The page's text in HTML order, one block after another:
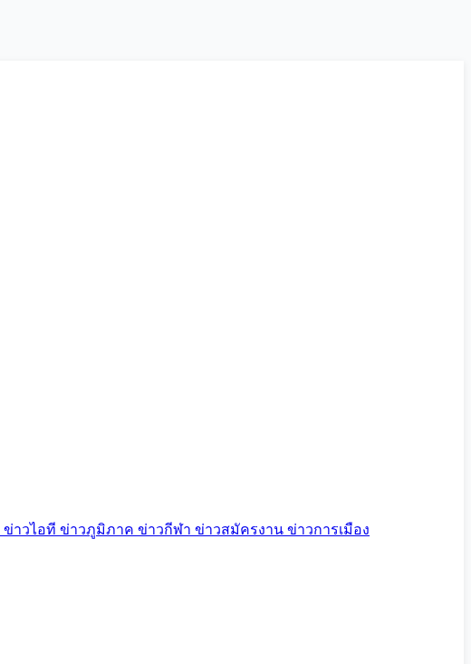
ข่าวไอที ข่าวภูมิภาค ข่าวกีฬา ข่าวสมัครงาน ข่าวการเมือง